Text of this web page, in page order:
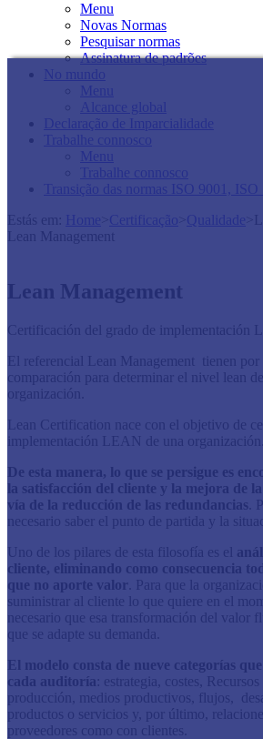
Menu
Novas Normas
Pesquisar normas
Assinatura de padrões
No mundo
Menu
Alcance global
Declaração de Imparcialidade
Trabalhe connosco
Menu
Trabalhe connosco
Transição das normas ISO 9001, ISO
Estás em:
Home >Certificação >Qualidade >
Lean Management
Lean Management
​Certificación del grado de implementación
El referencial Lean Management tienen
comparación para determinar el nivel lean
organización.
Lean Certification nace con el objetivo de
implementación LEAN de una organización.
De esta manera, lo que se persigue es
la satisfacción del cliente y la mejora de
vía de la reducción de las redundancias .
necesario saber el punto de partida y la
Uno de los pilares de esta filosofía es el
cliente, eliminando como consecuencia
que no aporte valor
. Para que la
suministrar al cliente lo que quiere en el
necesario que esa transformación del valor
que se adapte su demanda.
El modelo consta de nueve categorías
cada auditoría : estrategia, costes,
producción, medios productivos, flujos,
productos o servicios y, por último,
proveedores como con clientes.